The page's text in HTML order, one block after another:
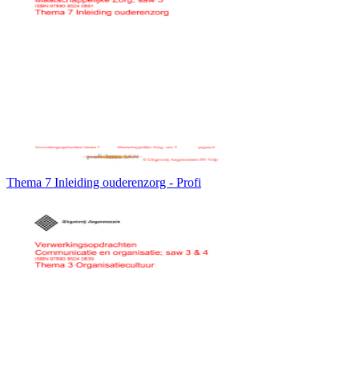
Thema 7 Inleiding ouderenzorg - Profi